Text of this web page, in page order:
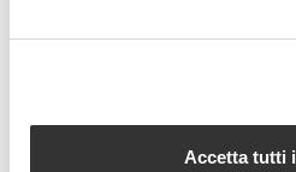
Accetta tutti
Strada della Pace, 29, Mezzani